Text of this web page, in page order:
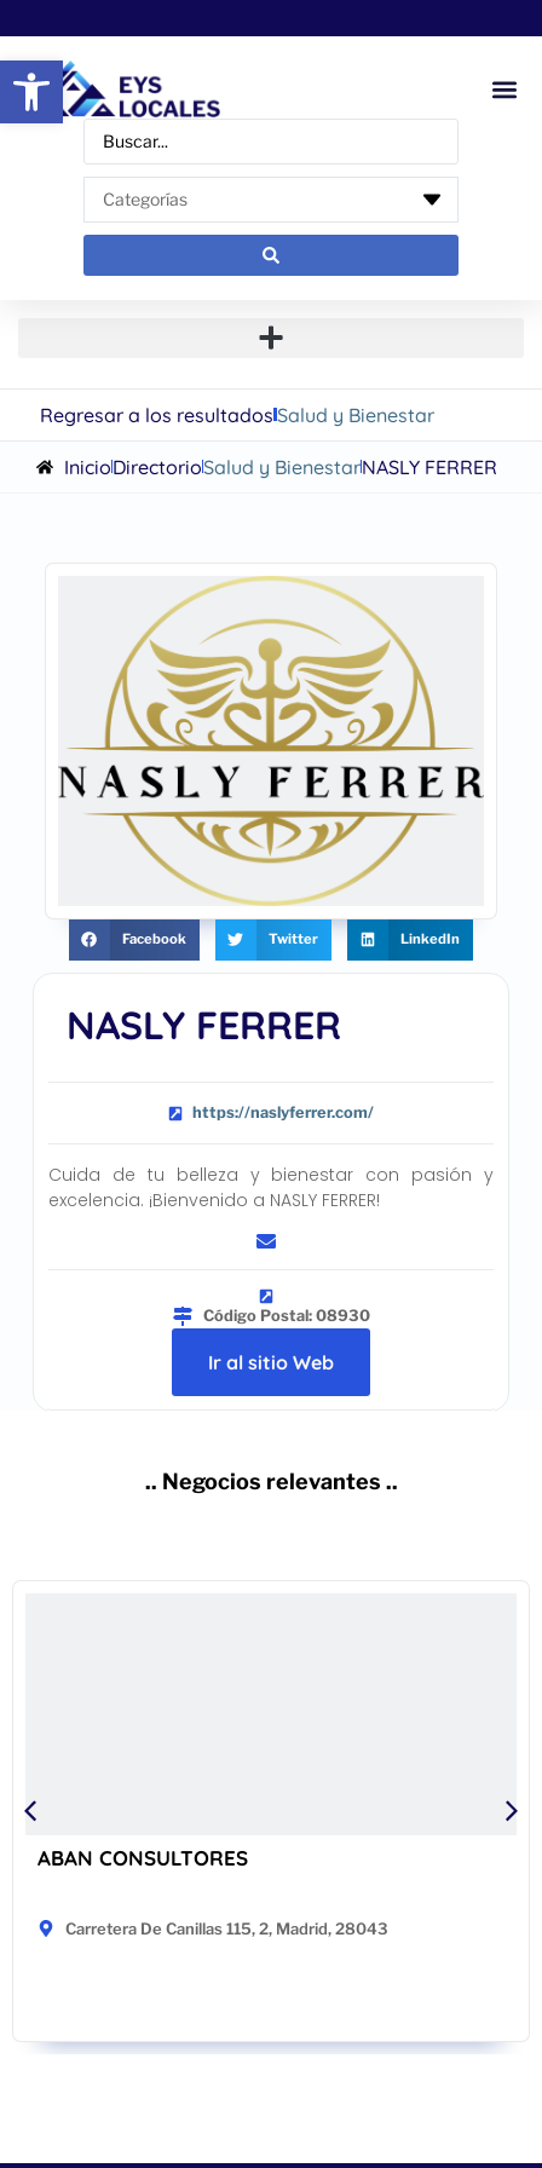
Abrir barra de herramientas
Regresar a los resultadosSalud y Bienestar
InicioDirectorioSalud y BienestarNASLY FERRER
NASLY FERRER
https://naslyferrer.com/
Cuida de tu belleza y bienestar con pasión y
excelencia. ¡Bienvenido a NASLY FERRER!
Código Postal: 08930
Ir al sitio Web
Facebook Twitter LinkedIn
.. Negocios relevantes ..
ABAN CONSULTORES
Carretera De Canillas 115, 2, Madrid, 28043